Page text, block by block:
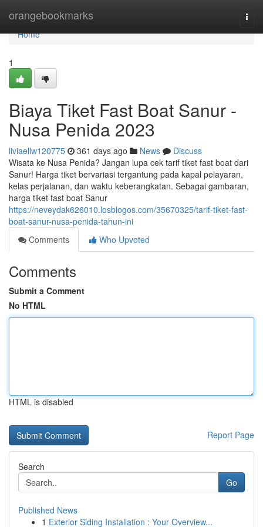
orangebookmarks
Home
Home
1
Biaya Tiket Fast Boat Sanur -
Nusa Penida 2023
liviaellw120775 361 days ago News
Discuss
Wisata ke Nusa Penida? Jangan lupa cek tarif tiket fast boat dari
Sanur! Harga tiket bervariasi tergantung pada kapal pelayaran,
kelas perjalanan, dan waktu keberangkatan. Sebagai gambaran,
harga tiket fast boat Sanur
https://neveydak626010.losblogos.com/35670325/tarif-tiket-fast-
boat-sanur-nusa-penida-tahun-ini
Comments
Who Upvoted
Comments
Submit a Comment
No HTML
HTML is disabled
Report Page
Search
Go
Published News
1 Exterior Siding Installation : Your Overview...